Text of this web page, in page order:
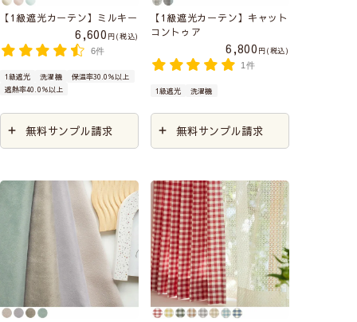
【1級遮光カーテン】ミルキー
6,600
税込
6件
1級遮光 洗濯機
保温率30.0％以上
遮熱率40.0％以上
無料サンプル請求
【1級遮光カーテン】キャット
コントゥア
6,800
税込
1件
1級遮光 洗濯機
無料サンプル請求